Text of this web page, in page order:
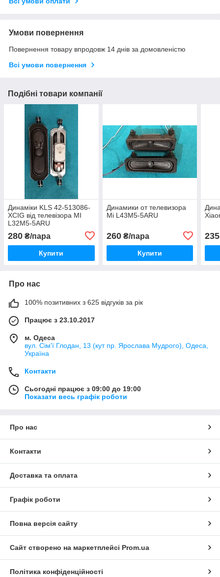
Умови повернення
Повернення товару впродовж 14 днів за домовленістю
Всі умови повернення
Подібні товари компанії
Динаміки KLS 42-513086-
XCIG від телевізора MI
L32M5-5ARU
280 ₴/пара
Купити
Динамики от телевизора
Mi L43M5-5ARU
260₴/пара
Купити
235
Про нас
100% позитивних з 625 відгуків за рік
Працює з 23.10.2017
м. Одеса
вул. Сім'ї Глодан, 13 (кут пр. Ярослава Мудрого), Одеса,
Україна
Контакти
Сьогодні працює з 09:00 до 19:00
Показати весь графік роботи
Про нас
Контакти
Доставка та оплата
Графік роботи
Повна версія сайту
Сайт створено на маркетплейсі Prom.ua
Політика конфіденційності